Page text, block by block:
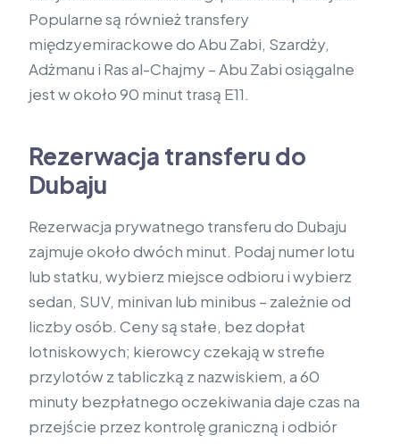
Popularne są również transfery
międzyemirackowe do Abu Zabi, Szardży,
Adżmanu i Ras al-Chajmy – Abu Zabi osiągalne
jest w około 90 minut trasą E11.
Rezerwacja transferu do
Dubaju
Rezerwacja prywatnego transferu do Dubaju
zajmuje około dwóch minut. Podaj numer lotu
lub statku, wybierz miejsce odbioru i wybierz
sedan, SUV, minivan lub minibus – zależnie od
liczby osób. Ceny są stałe, bez dopłat
lotniskowych; kierowcy czekają w strefie
przylotów z tabliczką z nazwiskiem, a 60
minuty bezpłatnego oczekiwania daje czas na
przejście przez kontrolę graniczną i odbiór